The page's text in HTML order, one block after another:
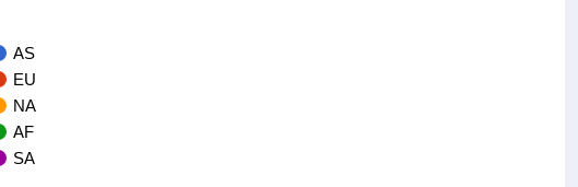
AS
EU
NA
AF
SA